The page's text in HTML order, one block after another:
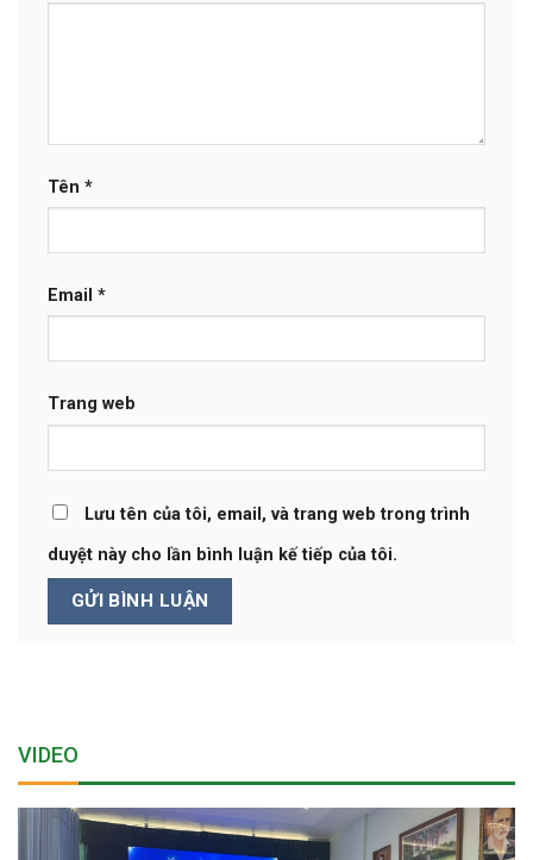
Tên *
Email *
Trang web
Lưu tên của tôi, email, và trang web trong trình
duyệt này cho lần bình luận kế tiếp của tôi.
VIDEO